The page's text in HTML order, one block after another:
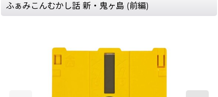
ふぁみこんむかし話 新・鬼ヶ島 (前編)